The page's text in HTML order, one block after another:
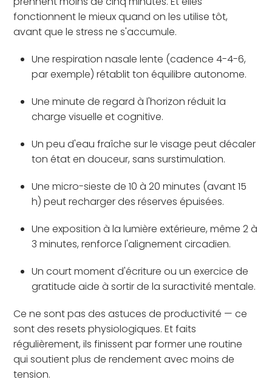
fonctionnent le mieux quand on les utilise tôt,
avant que le stress ne s'accumule.
Une respiration nasale lente (cadence 4-4-6,
par exemple) rétablit ton équilibre autonome.
Une minute de regard à l'horizon réduit la
charge visuelle et cognitive.
Un peu d'eau fraîche sur le visage peut décaler
ton état en douceur, sans surstimulation.
Une micro-sieste de 10 à 20 minutes (avant 15
h) peut recharger des réserves épuisées.
Une exposition à la lumière extérieure, même 2 à
3 minutes, renforce l'alignement circadien.
Un court moment d'écriture ou un exercice de
gratitude aide à sortir de la suractivité mentale.
Ce ne sont pas des astuces de productivité — ce
sont des resets physiologiques. Et faits
régulièrement, ils finissent par former une routine
qui soutient plus de rendement avec moins de
tension.